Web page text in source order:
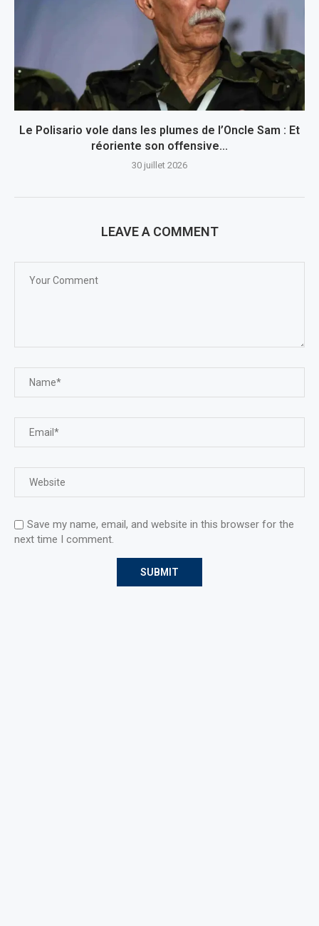
Le Polisario vole dans les plumes de l’Oncle Sam : Et
réoriente son offensive...
30 juillet 2026
LEAVE A COMMENT
Save my name, email, and website in this browser for the
next time I comment.